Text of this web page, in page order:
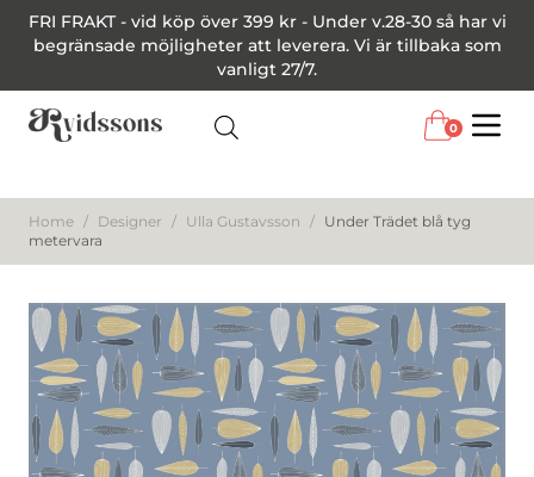
FRI FRAKT - vid köp över 399 kr - Under v.28-30 så har vi
begränsade möjligheter att leverera. Vi är tillbaka som
vanligt 27/7.
0
Home / Designer / Ulla Gustavsson / Under Trädet blå tyg
metervara